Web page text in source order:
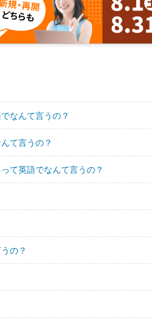
なんて言うの？
て言うの？
て英語でなんて言うの？
の？